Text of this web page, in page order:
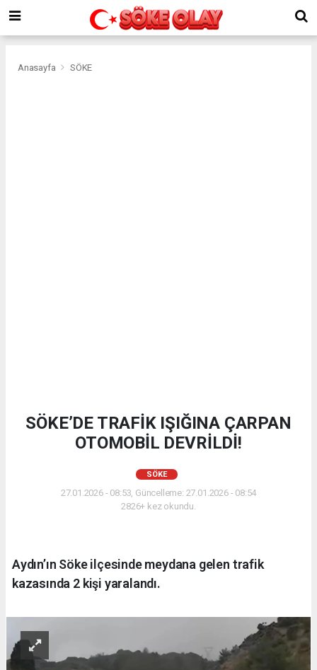
Anasayfa SÖKE
SÖKE’DE TRAFİK IŞIĞINA ÇARPAN
OTOMOBİL DEVRİLDİ!
SÖKE
27.01.2026 - 08:53, Güncelleme: 27.01.2026 - 08:54
2826+ kez okundu.
Aydın’ın Söke ilçesinde meydana gelen trafik
kazasında 2 kişi yaralandı.